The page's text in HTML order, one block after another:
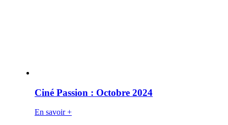
Ciné Passion : Octobre 2024
En savoir +